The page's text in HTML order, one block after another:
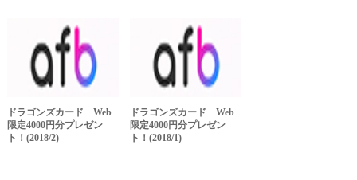
ドラゴンズカード Web
限定4000円分プレゼン
ト！(2018/2)
ドラゴンズカード Web
限定4000円分プレゼン
ト！(2018/1)